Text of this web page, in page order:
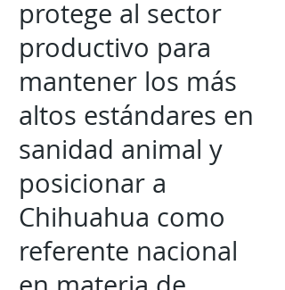
protege al sector
productivo para
mantener los más
altos estándares en
sanidad animal y
posicionar a
Chihuahua como
referente nacional